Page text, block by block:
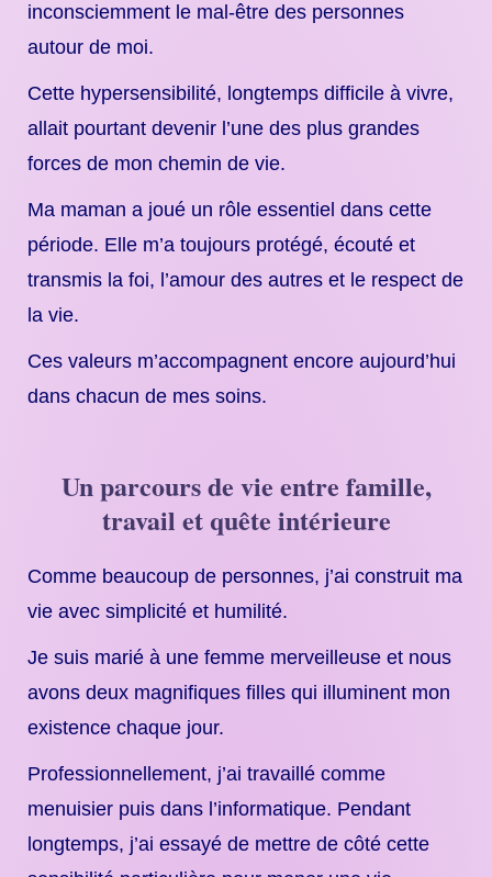
inconsciemment le mal-être des personnes
autour de moi.
Cette hypersensibilité, longtemps difficile à vivre,
allait pourtant devenir l’une des plus grandes
forces de mon chemin de vie.
Ma maman a joué un rôle essentiel dans cette
période. Elle m’a toujours protégé, écouté et
transmis la foi, l’amour des autres et le respect de
la vie.
Ces valeurs m’accompagnent encore aujourd’hui
dans chacun de mes soins.
Un parcours de vie entre famille,
travail et quête intérieure
Comme beaucoup de personnes, j’ai construit ma
vie avec simplicité et humilité.
Je suis marié à une femme merveilleuse et nous
avons deux magnifiques filles qui illuminent mon
existence chaque jour.
Professionnellement, j’ai travaillé comme
menuisier puis dans l’informatique. Pendant
longtemps, j’ai essayé de mettre de côté cette